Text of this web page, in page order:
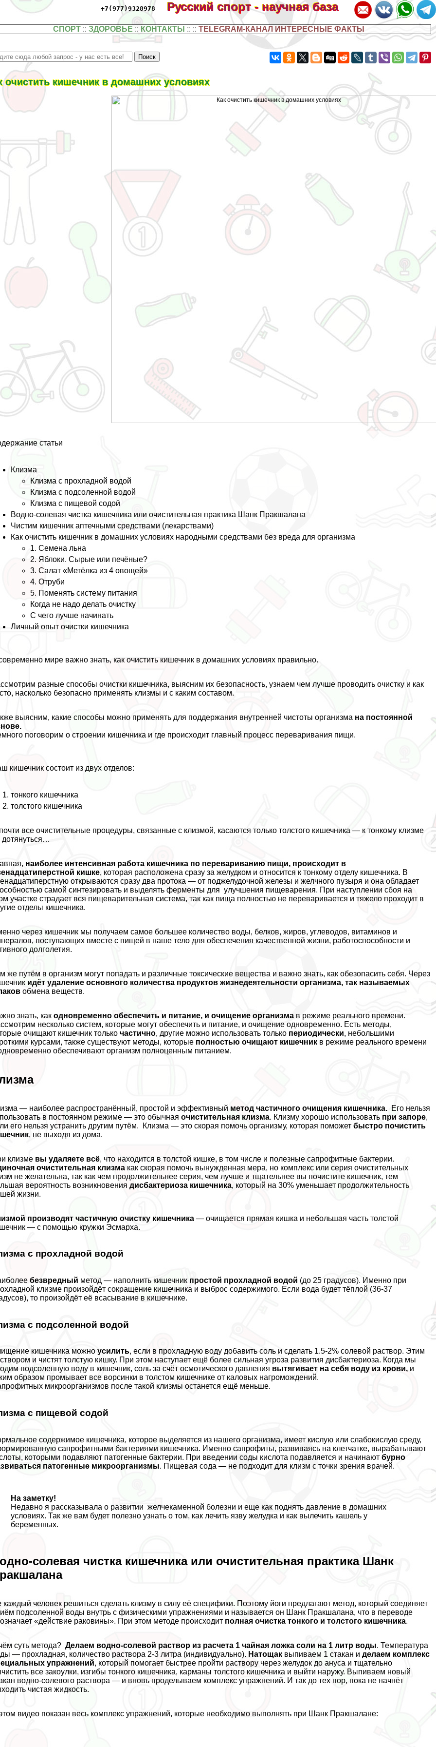
+7(977)9328978 Русский спорт - научная база
СПОРТ ::ЗДОРОВЬЕ :: КОНТАКТЫ :: ::TELEGRAM-КАНАЛ ИНТЕРЕСНЫЕ ФАКТЫ
очистить кишечник в домашних условиях
статьи
Клизма
Клизма c прохладной водой
Клизма с подсоленной водой
Клизма с пищевой содой
Водно-солевая чистка кишечника или очистительная пpaктика Шанк Пpaкшалана
Чистим кишечник аптечными средствами (лекарствами)
Как очистить кишечник в домашних условиях народными средствами без вреда для организма
1. Семена льна
2. Яблоки. Сырые или печёные?
3. Салат «Метёлка из 4 овощей»
4. Отруби
5. Поменять систему питания
Когда не надо делать очистку
С чего лучше начинать
Личный опыт очистки кишечника
мире важно знать, как очистить кишечник в домашних условиях правильно.
разные способы очистки кишечника, выясним их безопасность, узнаем чем лучше проводить очистку и как
насколько безопасно применять клизмы и с каким составом.
выясним, какие способы можно применять для поддержания внутренней чистоты организма на постоянной
поговорим о строении кишечника и где происходит главный процесс переваривания пищи.
кишечник состоит из двух отделов:
тонкого кишечника
толстого кишечника
все очистительные процедуры, связанные с клизмой, касаются только толстого кишечника — к тонкому клизме
дотянуться…
наиболее интенсивная работа кишечника по перевариванию пищи, происходит в
кишке, которая расположена сразу за желудком и относится к тонкому отделу кишечника. В
открываются сразу два протока — от поджелудочной железы и желчного пузыря и она обладает
самой синтезировать и выделять ферменты для улучшения пищеварения. При наступлении сбоя на
участке страдает вся пищеварительная система, так как пища полностью не переваривается и тяжело проходит в
отделы кишечника.
через кишечник мы получаем самое большее количество воды, белков, жиров, углеводов, витаминов и
поступающих вместе с пищей в наше тело для обеспечения качественной жизни, работоспособности и
долголетия.
же путём в организм могут попадать и различные токсические вещества и важно знать, как обезопасить себя. Через
идёт удаление основного количества продуктов жизнедеятельности организма, так называемых
обмена веществ.
знать, какодновременно обеспечить и питание, и очищение организма в режиме реального времени.
несколько систем, которые могут обеспечить и питание, и очищение одновременно. Есть методы,
очищают кишечник толькочастично, другие можно использовать только периодически, небольшими
курсами, также существуют методы, которые полностью очищают кишечник в режиме реального времени
обеспечивают организм полноценным питанием.
— наиболее распространённый, простой и эффективный метод частичного очищения кишечника. Его нельзя
в постоянном режиме — это обычнаяочистительная клизма. Клизму хорошо использовать при запоре,
его нельзя устранить другим путём. Клизма — это скорая помочь организму, которая поможетбыстро почистить
, не выходя из дома.
клизме вы удаляете всё, что находится в толстой кишке, в том числе и полезные сапрофитные бактерии.
очистительная клизма как скорая помочь вынужденная мера, но комплекс или серия очистительных
не желательна, так как чем продолжительнее серия, чем лучше и тщательнее вы почистите кишечник, тем
вероятность возникновениядисбактериоза кишечника, который на 30% уменьшает продолжительность
жизни.
производят частичную очистку кишечника — очищается прямая кишка и небольшая часть толстой
— с помощью кружки Эсмарха.
c прохладной водой
безвредный метод — наполнить кишечник простой прохладной водой (до 25 градусов). Именно при
клизме произойдёт сокращение кишечника и выброс содержимого. Если вода будет тёплой (36-37
то произойдёт её всасывание в кишечнике.
с подсоленной водой
кишечника можноусилить, если в прохладную воду добавить соль и сделать 1.5-2% солевой раствор. Этим
и чистят толстую кишку. При этом наступает ещё более сильная угроза развития дисбактериоза. Когда мы
подсоленную воду в кишечник, соль за счёт осмотического давления вытягивает на себя воду из крови, и
образом промывает все ворсинки в толстом кишечнике от каловых нагромождений.
микроорганизмов после такой клизмы останется ещё меньше.
с пищевой содой
содержимое кишечника, которое выделяется из нашего организма, имеет кислую или слабокислую среду,
сапрофитными бактериями кишечника. Именно сапрофиты, развиваясь на клетчатке, выpaбатывают
которыми подавляют патогенные бактерии. При введении соды кислота подавляется и начинаютбурно
патогенные микроорганизмы. Пищевая сода — не подходит для клизм с точки зрения врачей.
На заметку!
Недавно я рассказывала о развитиижелчекаменной болезни и еще как поднять давление в домашних
условиях. Так же вам будет полезно узнать о том, как лечить язву желудка и как вылечить кашель у
беременных.
солевая чистка кишечника или очистительная пpaктика Шанк
каждый человек решиться сделать клизму в силу её специфики. Поэтому йоги предлагают метод, который соединяет
подсоленной воды внутрь с физическими упражнениями и называется он Шанк Пpaкшалана, что в переводе
«действие paковины». При этом методе происходит полная очистка тонкого и толстого кишечника.
суть метода?Делаем водно-солевой раствор из расчета 1 чайная ложка соли на 1 литр воды. Температура
— прохладная, количество раствора 2-3 литра (индивидуально). Натощак выпиваем 1 стакан и делаем комплекс
упражнений, который помогает быстрее пройти раствору через желудок до aнycа и тщательно
все закоулки, изгибы тонкого кишечника, карманы толстого кишечника и выйти наружу. Выпиваем новый
водно-солевого раствора — и вновь проделываем комплекс упражнений. И так до тех пор, пока не начнёт
чистая жидкость.
видео показан весь комплекс упражнений, которые необходимо выполнять при Шанк Пpaкшалане: